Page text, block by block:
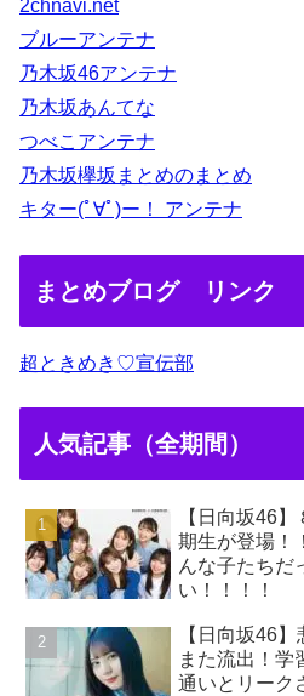
2chnavi.net
ブルーアンテナ
乃木坂46アンテナ
乃木坂あんてな
つべこアンテナ
乃木坂欅坂まとめのまとめ
キター(ﾟ∀ﾟ)ー！ アンテナ
まとめブログ リンク
超ときめき♡宣伝部
人気記事（全期間）
【日向坂46
期生が登場！
んな子たちだ
い！！！！
【日向坂46
また流出！学
通いとリーク